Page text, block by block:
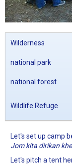
Wilderness
national park
national forest
Wildlife Refuge
Let's set up camp
Jom kita dirikan
Let's pitch a tent